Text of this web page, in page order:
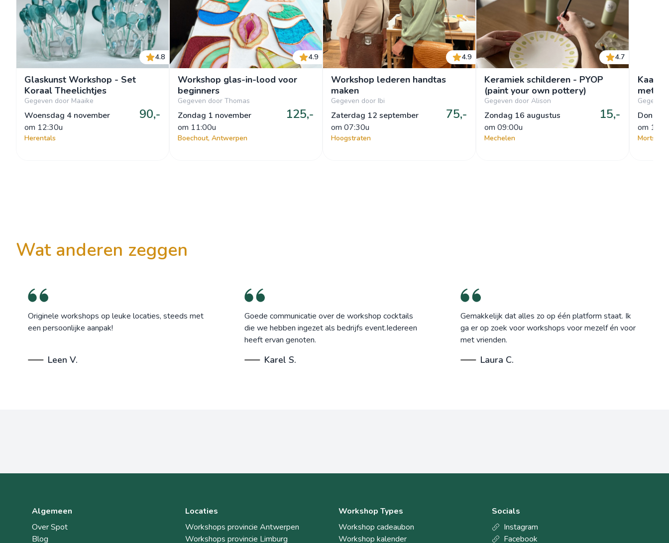
4.8
Glaskunst Workshop - Set
Koraal Theelichtjes
Gegeven door Maaike
Woensdag 4 november
om 12:30u
90,-
Herentals
4.9
Workshop glas-in-lood voor
beginners
Gegeven door Thomas
Zondag 1 november
om 11:00u
125,-
Boechout, Antwerpen
4.9
Workshop lederen handtas
maken
Gegeven door Ibi
Zaterdag 12 september
om 07:30u
75,-
Hoogstraten
4.7
Keramiek schilderen - PYOP
(paint your own pottery)
Gegeven door Alison
Zondag 16 augustus
om 09:00u
15,-
Mechelen
met
Gegeven
om
Mortsel
wat anderen zeggen
Originele workshops op leuke locaties, steeds met
een persoonlijke aanpak!
Leen V.
Goede communicatie over de workshop cocktails
die we hebben ingezet als bedrijfs event.Iedereen
heeft ervan genoten.
Karel S.
Gemakkelijk dat alles zo op één platform staat. Ik
ga er op zoek voor workshops voor mezelf én voor
met vrienden.
Laura C.
Algemeen
Over Spot
Blog
Locaties
Workshops provincie Antwerpen
Workshops provincie Limburg
Workshop Types
Workshop cadeaubon
Workshop kalender
Socials
Instagram
Facebook